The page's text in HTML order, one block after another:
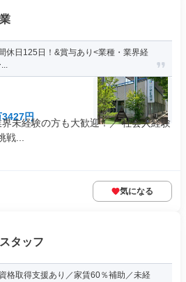
休日125日！&賞与あり<業種・業界経
3427円
未経験の方も大歓迎！／ 社会人経験
...
気になる
タッフ
格取得支援あり／家賃60％補助／未経